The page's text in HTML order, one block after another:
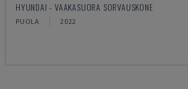
HYUNDAI - VAAKASUORA SORVAUSKONE
PUOLA 2022